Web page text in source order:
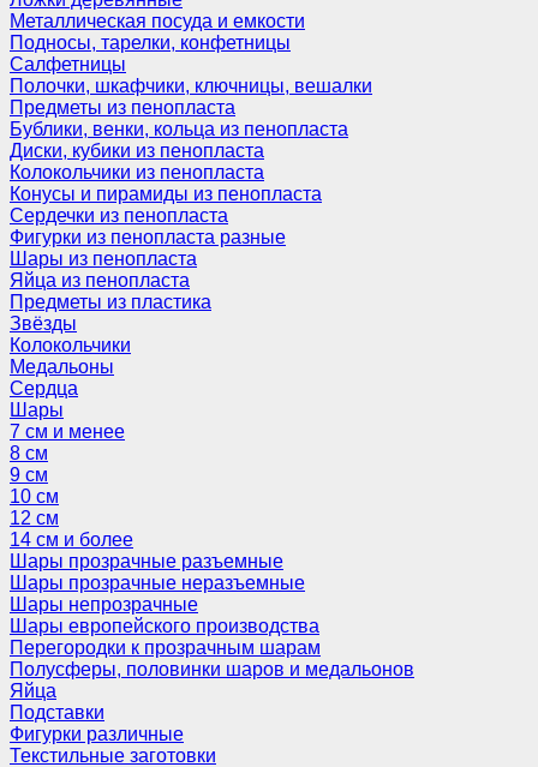
Металлическая посуда и емкости
Подносы, тарелки, конфетницы
Салфетницы
Полочки, шкафчики, ключницы, вешалки
Предметы из пенопласта
Бублики, венки, кольца из пенопласта
Диски, кубики из пенопласта
Колокольчики из пенопласта
Конусы и пирамиды из пенопласта
Сердечки из пенопласта
Фигурки из пенопласта разные
Шары из пенопласта
Яйца из пенопласта
Предметы из пластика
Звёзды
Колокольчики
Медальоны
Сердца
Шары
7 см и менее
8 см
9 см
10 см
12 см
14 см и более
Шары прозрачные разъемные
Шары прозрачные неразъемные
Шары непрозрачные
Шары европейского производства
Перегородки к прозрачным шарам
Полусферы, половинки шаров и медальонов
Яйца
Подставки
Фигурки различные
Текстильные заготовки